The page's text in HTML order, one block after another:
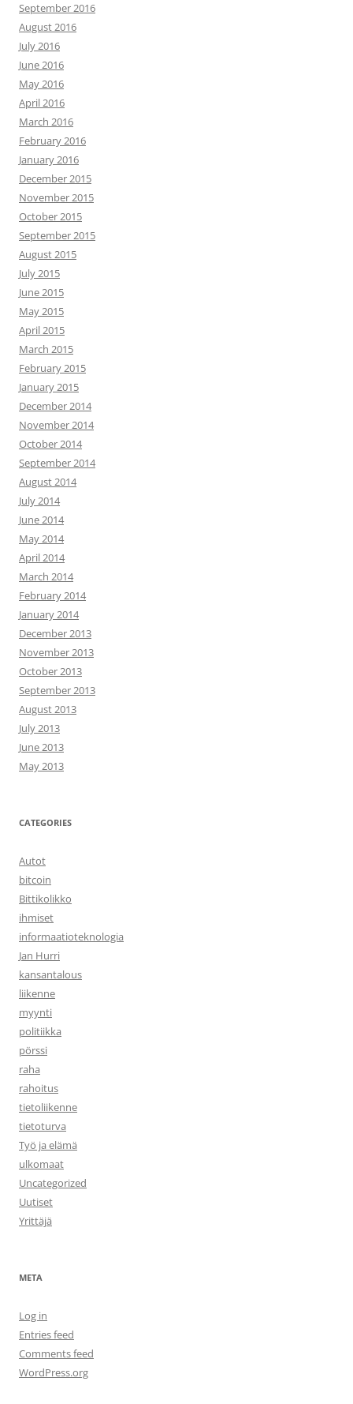
September 2016
August 2016
July 2016
June 2016
May 2016
April 2016
March 2016
February 2016
January 2016
December 2015
November 2015
October 2015
September 2015
August 2015
July 2015
June 2015
May 2015
April 2015
March 2015
February 2015
January 2015
December 2014
November 2014
October 2014
September 2014
August 2014
July 2014
June 2014
May 2014
April 2014
March 2014
February 2014
January 2014
December 2013
November 2013
October 2013
September 2013
August 2013
July 2013
June 2013
May 2013
CATEGORIES
Autot
bitcoin
Bittikolikko
ihmiset
informaatioteknologia
Jan Hurri
kansantalous
liikenne
myynti
politiikka
pörssi
raha
rahoitus
tietoliikenne
tietoturva
Työ ja elämä
ulkomaat
Uncategorized
Uutiset
Yrittäjä
META
Log in
Entries feed
Comments feed
WordPress.org